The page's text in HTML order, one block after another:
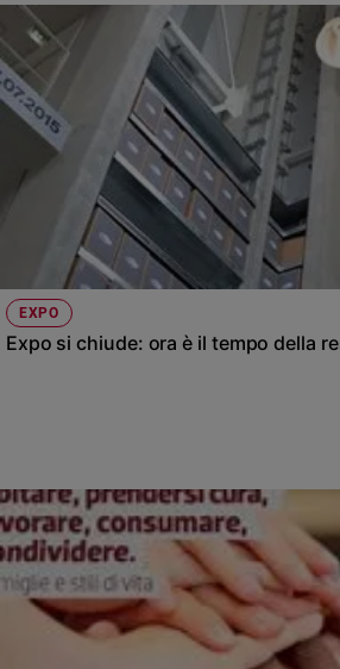
EXPO
Expo si chiude: ora è il tempo della